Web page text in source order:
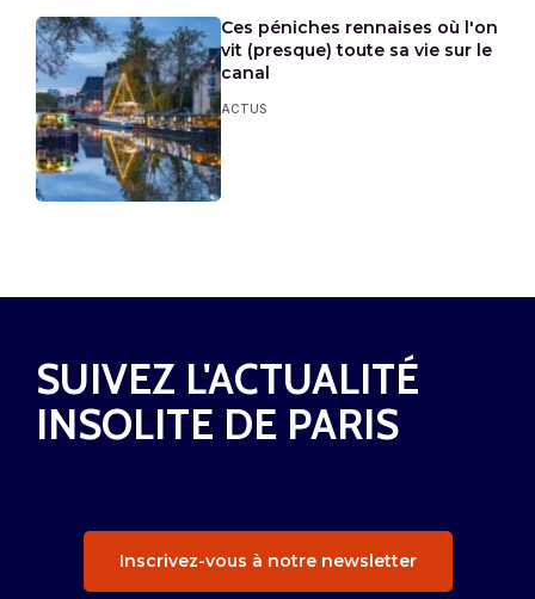
Ces péniches rennaises où l'on
vit (presque) toute sa vie sur le
canal
ACTUS
SUIVEZ L'ACTUALITÉ
INSOLITE DE PARIS
Inscrivez-vous à notre newsletter